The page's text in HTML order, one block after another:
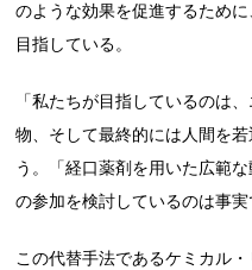
のような効果を促進するため
目指している。
「私たちが目指しているのは
物、そして最終的には人間を
う。「経口薬剤を用いた広範
の参加を検討しているのは事実
この代替手法であるケミカル